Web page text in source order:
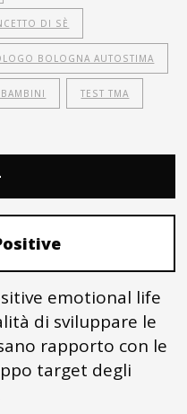
DI SÈ
BOLOGNA AUTOSTIMA
TEST TMA
emotional life
di sviluppare le
rapporto con le
target degli